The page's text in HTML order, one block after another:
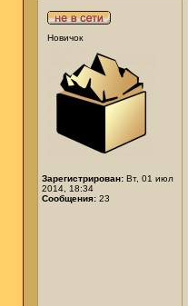
Новичок
Зарегистрирован: Вт, 01 июл
2014, 18:34
Сообщения: 23